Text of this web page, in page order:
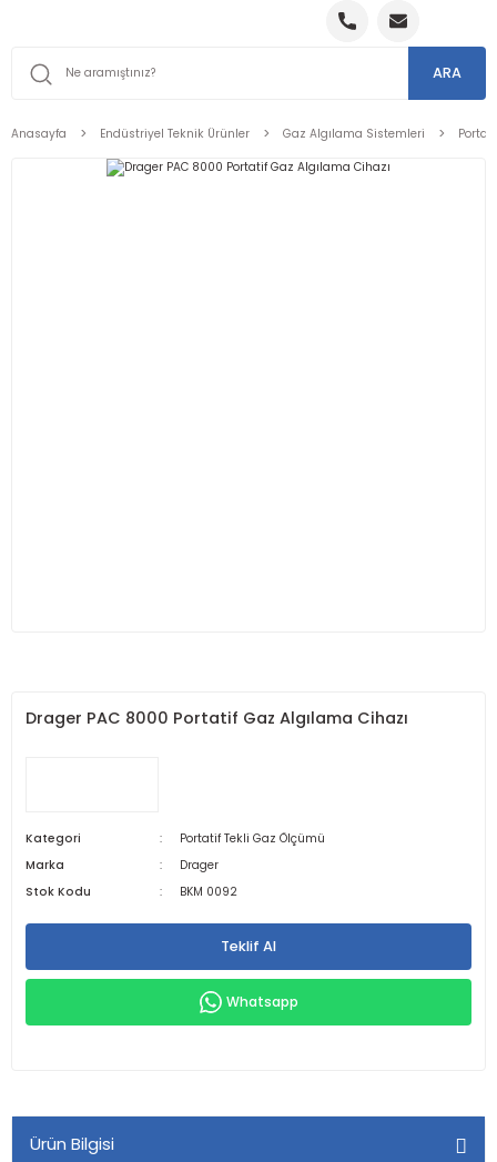
ARA
Anasayfa Endüstriyel Teknik Ürünler Gaz Algılama Sistemleri
Drager PAC 8000 Portatif Gaz Algılama Cihazı
Kategori
Portatif Tekli Gaz Ölçümü
Marka
Drager
Stok Kodu
BKM 0092
Teklif Al
Whatsapp
Ürün Bilgisi